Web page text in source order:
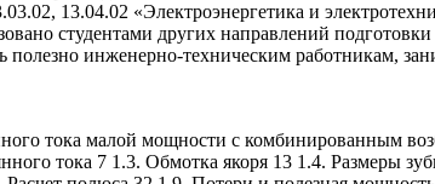
13.04.02 «Электроэнергетика и
студентами других направлений
инженерно-техническим работникам,
тока малой мощности с комбинированным
тока 7 1.3. Обмотка якоря 13 1.4. Размеры